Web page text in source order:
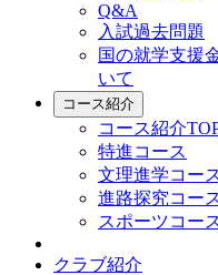
Q&A
入試過去問題
国の就学支援
いて
コース紹介
コース紹介
特進コース
文理進学コー
進路探究コー
スポーツコー
クラブ紹介